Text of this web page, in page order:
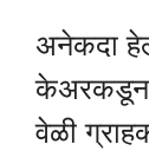
अनेकदा
केअरकडून
वेळी